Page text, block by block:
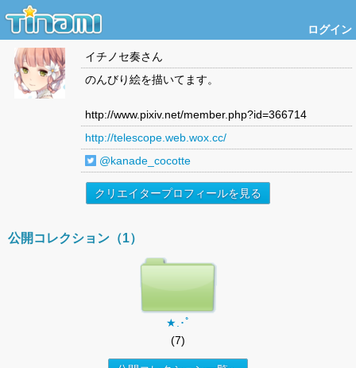
ログイン
イチノセ奏さん
のんびり絵を描いてます。
http://www.pixiv.net/member.php?id=366714
http://telescope.web.wox.cc/
@kanade_cocotte
クリエイタープロフィールを見る
公開コレクション（1）
★.･ﾟ
(7)